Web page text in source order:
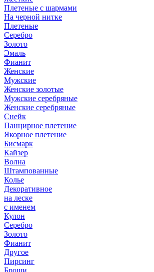
Плетеные с шармами
На черной нитке
Плетеные
Серебро
Золото
Эмаль
Фианит
Женские
Мужские
Женские золотые
Мужские серебряные
Женские серебряные
Снейк
Панцирное плетение
Якорное плетение
Бисмарк
Кайзер
Волна
Штампованные
Колье
Декоративное
на леске
с именем
Кулон
Серебро
Золото
Фианит
Другое
Пирсинг
Броши